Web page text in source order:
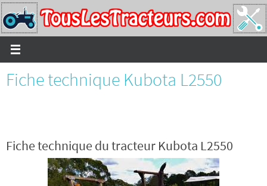
Passer
vers
le
contenu
Fiche technique Kubota L2550
Fiche technique du tracteur Kubota L2550